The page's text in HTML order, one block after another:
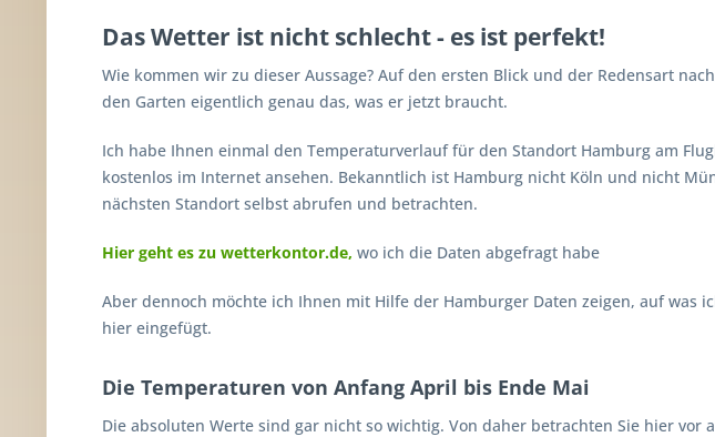
Das Wetter ist nicht schlecht - es ist perfekt!
Wie kommen wir zu dieser Aussage? Auf den ersten Blick und der Redensart
den Garten eigentlich genau das, was er jetzt braucht.
Ich habe Ihnen einmal den Temperaturverlauf für den Standort Hamburg am
kostenlos im Internet ansehen. Bekanntlich ist Hamburg nicht Köln und nicht
nächsten Standort selbst abrufen und betrachten.
Hier geht es zu wetterkontor.de, wo ich die Daten abgefragt habe
Aber dennoch möchte ich Ihnen mit Hilfe der Hamburger Daten zeigen, auf was
hier eingefügt.
Die Temperaturen von Anfang April bis Ende Mai
Die absoluten Werte sind gar nicht so wichtig. Von daher betrachten Sie hier